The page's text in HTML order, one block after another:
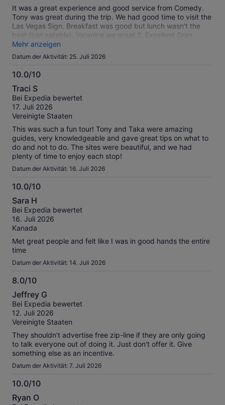
It was a great experience and good service from Comedy.
Tony was great during the trip. We had good time to visit the
Las Vegas Sign. Breakfast was good but lunch wasn’t the
best (just eatable). Varanice we great 2. Excellent Gran
Canyon experience.
Mehr anzeigen
Datum der Aktivität: 25. Juli 2026
10.0/10
10.0
von
10
Traci S
Bei Expedia bewertet
17. Juli 2026
Vereinigte Staaten
This was such a fun tour! Tony and Taka were amazing
guides, very knowledgeable and gave great tips on what to
do and not to do. The sites were beautiful, and we had
plenty of time to enjoy each stop!
Datum der Aktivität: 16. Juli 2026
10.0/10
10.0
von
10
Sara H
Bei Expedia bewertet
16. Juli 2026
Kanada
Met great people and felt like I was in good hands the entire
time
Datum der Aktivität: 14. Juli 2026
8.0/10
8.0
von
10
Jeffrey G
Bei Expedia bewertet
12. Juli 2026
Vereinigte Staaten
They shouldn't advertise free zip-line if they are only going
to talk everyone out of doing it. Just don't offer it. Give
something else as an incentive.
Datum der Aktivität: 7. Juli 2026
10.0/10
10.0
Ryan O